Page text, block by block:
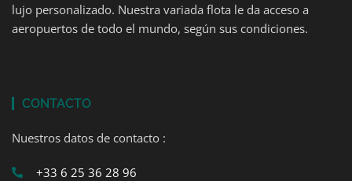
lujo personalizado. Nuestra variada flota le da acceso a
aeropuertos de todo el mundo, según sus condiciones.
CONTACTO
Nuestros datos de contacto :
+33 6 25 36 28 96